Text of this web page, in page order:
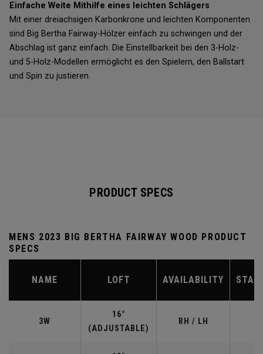
Einfache Weite Mithilfe eines leichten Schlägers
Mit einer dreiachsigen Karbonkrone und leichten Komponenten
sind Big Bertha Fairway-Hölzer einfach zu schwingen und der
Abschlag ist ganz einfach. Die Einstellbarkeit bei den 3-Holz-
und 5-Holz-Modellen ermöglicht es den Spielern, den Ballstart
und Spin zu justieren.
PRODUCT SPECS
MENS 2023 BIG BERTHA FAIRWAY WOOD PRODUCT
SPECS
NAME LOFT AVAILABILITY
3W
16°
(ADJUSTABLE)
RH / LH